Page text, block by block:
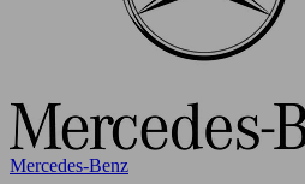
Mercedes-Benz